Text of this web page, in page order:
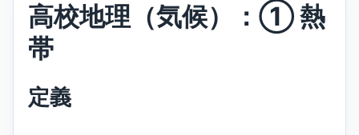
高校地理（気候）：① 熱
帯
定義